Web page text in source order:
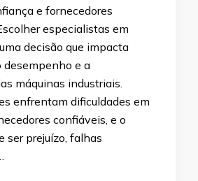
e fornecedores
especialistas em
decisão que impacta
e a
máquinas industriais.
enfrentam dificuldades em
confiáveis, e o
ser prejuízo, falhas